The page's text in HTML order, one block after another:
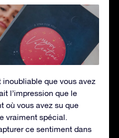
que vous avez
l’impression que le
où vous avez su que
vraiment spécial.
ce sentiment dans